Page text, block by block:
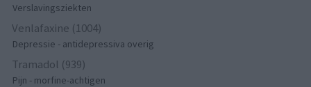
Verslavingsziekten
Venlafaxine (1004)
Depressie - antidepressiva overig
Tramadol (939)
Pijn - morfine-achtigen